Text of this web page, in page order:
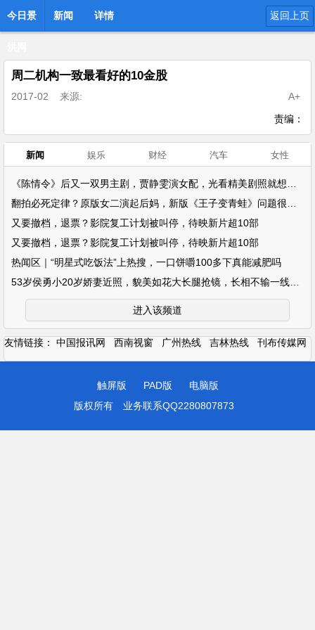
今日景 新闻 详情 返回上页
周二机构一致最看好的10金股
2017-02 来源:
A+
责编：
新闻 娱乐 财经 汽车 女性
又要撤档，退票？影院复工计划被叫停，待映新片超10部
又要撤档，退票？影院复工计划被叫停，待映新片超10部
热闻区｜“明星式吃饭法”上热搜，一口饼嚼100多下真能减肥吗
进入该频道
友情链接： 中国报讯网 西南视窗 广州热线 吉林热线 刊布传媒网
触屏版 PAD版
电脑版
版权所有
业务联系QQ2280807873